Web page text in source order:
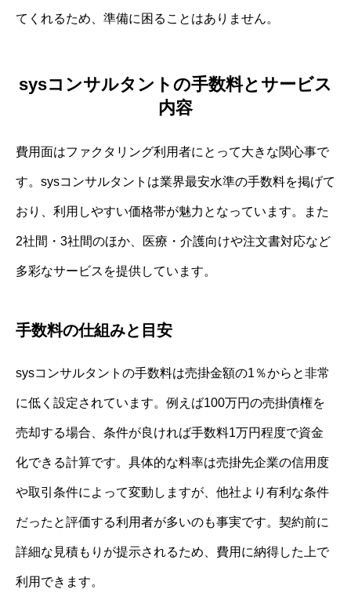
てくれるため、準備に困ることはありません。
sysコンサルタントの手数料とサービス
内容
費用面はファクタリング利用者にとって大きな関心事で
す。sysコンサルタントは業界最安水準の手数料を掲げて
おり、利用しやすい価格帯が魅力となっています。また
2社間・3社間のほか、医療・介護向けや注文書対応など
多彩なサービスを提供しています。
手数料の仕組みと目安
sysコンサルタントの手数料は売掛金額の1％からと非常
に低く設定されています。例えば100万円の売掛債権を
売却する場合、条件が良ければ手数料1万円程度で資金
化できる計算です。具体的な料率は売掛先企業の信用度
や取引条件によって変動しますが、他社より有利な条件
だったと評価する利用者が多いのも事実です。契約前に
詳細な見積もりが提示されるため、費用に納得した上で
利用できます。